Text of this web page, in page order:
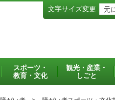
文字サイズ変更 元
スポーツ・
教育・文化
観光・産業・
しごと